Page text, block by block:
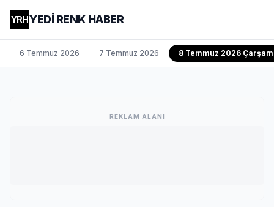
YRHYEDİ RENK HABER
6 Temmuz 2026 7 Temmuz 2026 8 Temmuz 2026
REKLAM ALANI